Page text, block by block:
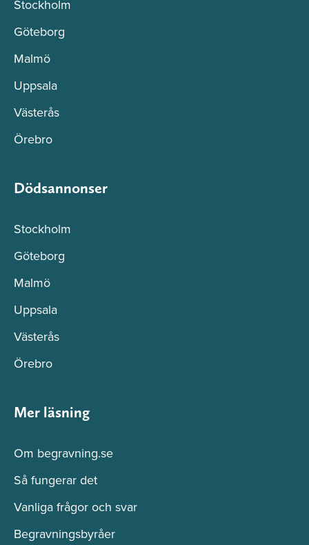
Stockholm
Göteborg
Malmö
Uppsala
Västerås
Örebro
Dödsannonser
Stockholm
Göteborg
Malmö
Uppsala
Västerås
Örebro
Mer läsning
Om begravning.se
Så fungerar det
Vanliga frågor och svar
Begravningsbyråer